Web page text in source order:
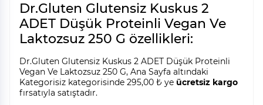
Dr.Gluten Glutensiz Kuskus 2
ADET Düşük Proteinli Vegan Ve
Laktozsuz 250 G özellikleri:
Dr.Gluten Glutensiz Kuskus 2 ADET Düşük Proteinli
Vegan Ve Laktozsuz 250 G, Ana Sayfa altındaki
Kategorisiz kategorisinde 295,00 ₺ ye ücretsiz kargo
fırsatıyla satıştadır.